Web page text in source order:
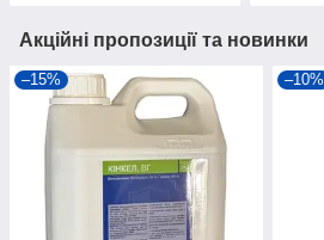
Акційні пропозиції та новинки
–15% –10%